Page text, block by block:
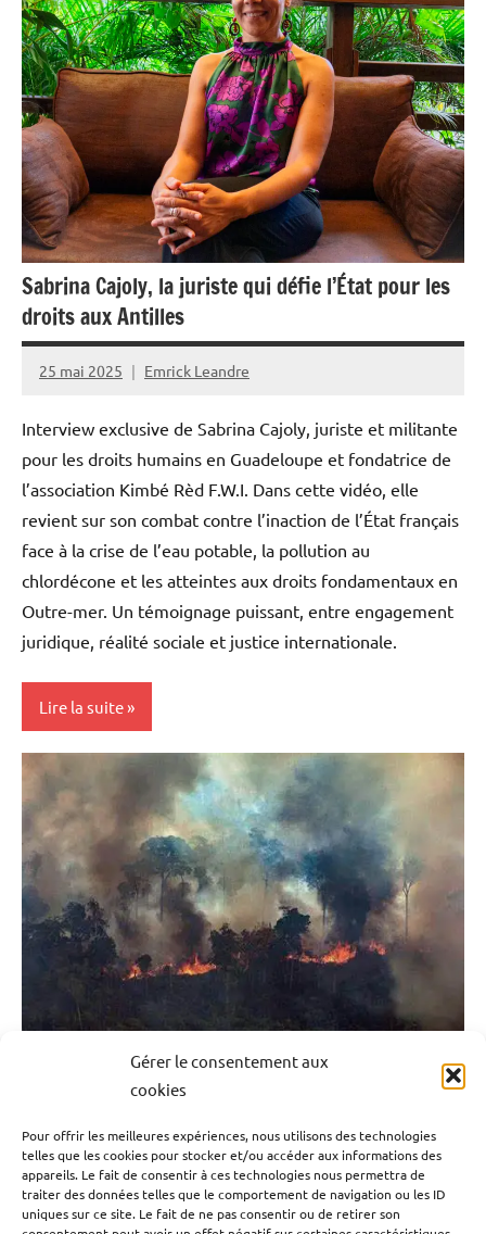
Gérer le consentement aux
cookies
Pour offrir les meilleures expériences, nous utilisons des technologies
telles que les cookies pour stocker et/ou accéder aux informations des
appareils. Le fait de consentir à ces technologies nous permettra de
traiter des données telles que le comportement de navigation ou les ID
uniques sur ce site. Le fait de ne pas consentir ou de retirer son
France
Guadeloupe
Outremer
Société
Sabrina Cajoly, la juriste qui défie l’État pour les
droits aux Antilles
25 mai 2025 Emrick Leandre
Interview exclusive de Sabrina Cajoly, juriste et militante
pour les droits humains en Guadeloupe et fondatrice de
l’association Kimbé Rèd F.W.I. Dans cette vidéo, elle
revient sur son combat contre l’inaction de l’État français
face à la crise de l’eau potable, la pollution au
chlordécone et les atteintes aux droits fondamentaux en
Outre-mer. Un témoignage puissant, entre engagement
juridique, réalité sociale et justice internationale.
Lire la suite
Antilles-
Guyane
Blog
Ecologie
Environnement
Outremer
Politique
Reportage
En Bolivie, l’urgence nationale déclarée face aux
incendies qui ravagent le pays
11 septembre 2024 Emrick Leandre
Entre le phénomène El Nino […]